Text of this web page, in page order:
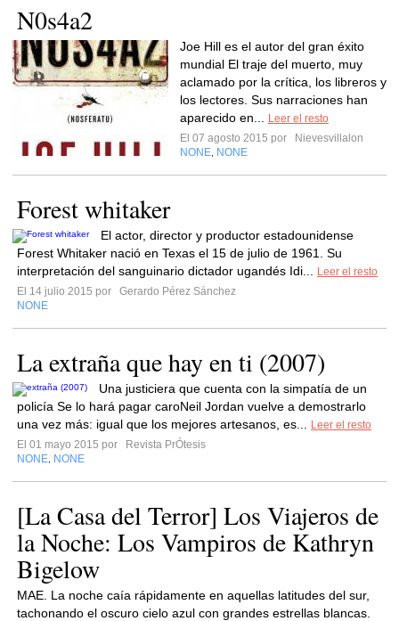
N0s4a2
Joe Hill es el autor del gran éxito
mundial El traje del muerto, muy
aclamado por la crítica, los libreros y
los lectores. Sus narraciones han
aparecido en...
Leer el resto
El 07 agosto 2015 por
Nievesvillalon
NONE NONE
Forest whitaker
El actor, director y productor estadounidense
Forest Whitaker nació en Texas el 15 de julio de 1961. Su
interpretación del sanguinario dictador ugandés Idi...
Leer el resto
El 14 julio 2015 por
Gerardo Pérez Sánchez
NONE
La extraña que hay en ti (2007)
Una justiciera que cuenta con la simpatía de un
policía Se lo hará pagar caroNeil Jordan vuelve a demostrarlo
una vez más: igual que los mejores artesanos, es...
Leer el resto
El 01 mayo 2015 por
Revista PrÓtesis
NONE NONE
[La Casa del Terror] Los Viajeros de
la Noche: Los Vampiros de Kathryn
Bigelow
MAE. La noche caía rápidamente en aquellas latitudes del sur,
tachonando el oscuro cielo azul con grandes estrellas blancas.